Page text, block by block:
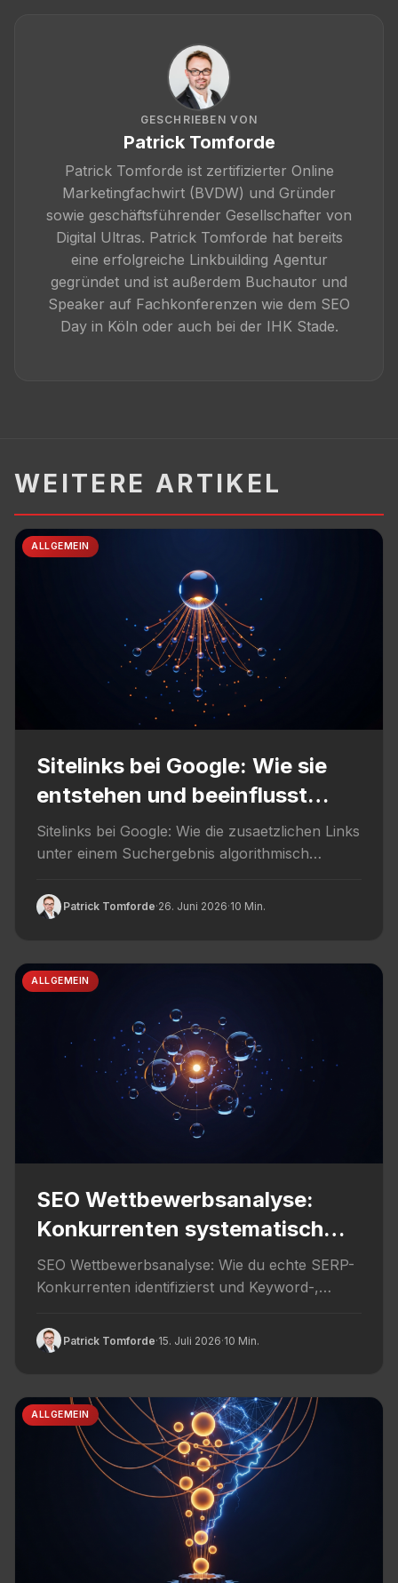
GESCHRIEBEN VON
Patrick Tomforde
Patrick Tomforde ist zertifizierter Online
Marketingfachwirt (BVDW) und Gründer
sowie geschäftsführender Gesellschafter von
Digital Ultras. Patrick Tomforde hat bereits
eine erfolgreiche Linkbuilding Agentur
gegründet und ist außerdem Buchautor und
Speaker auf Fachkonferenzen wie dem SEO
Day in Köln oder auch bei der IHK Stade.
WEITERE ARTIKEL
ALLGEMEIN
Sitelinks bei Google: Wie sie
entstehen und beeinflusst
werden
Sitelinks bei Google: Wie die zusaetzlichen Links
unter einem Suchergebnis algorithmisch
Patrick Tomforde·26. Juni 2026·10 Min.
ALLGEMEIN
SEO Wettbewerbsanalyse:
Konkurrenten systematisch
analysieren
SEO Wettbewerbsanalyse: Wie du echte SERP-
Konkurrenten identifizierst und Keyword-,
aufdeckst.
Patrick Tomforde·15. Juli 2026·10 Min.
ALLGEMEIN